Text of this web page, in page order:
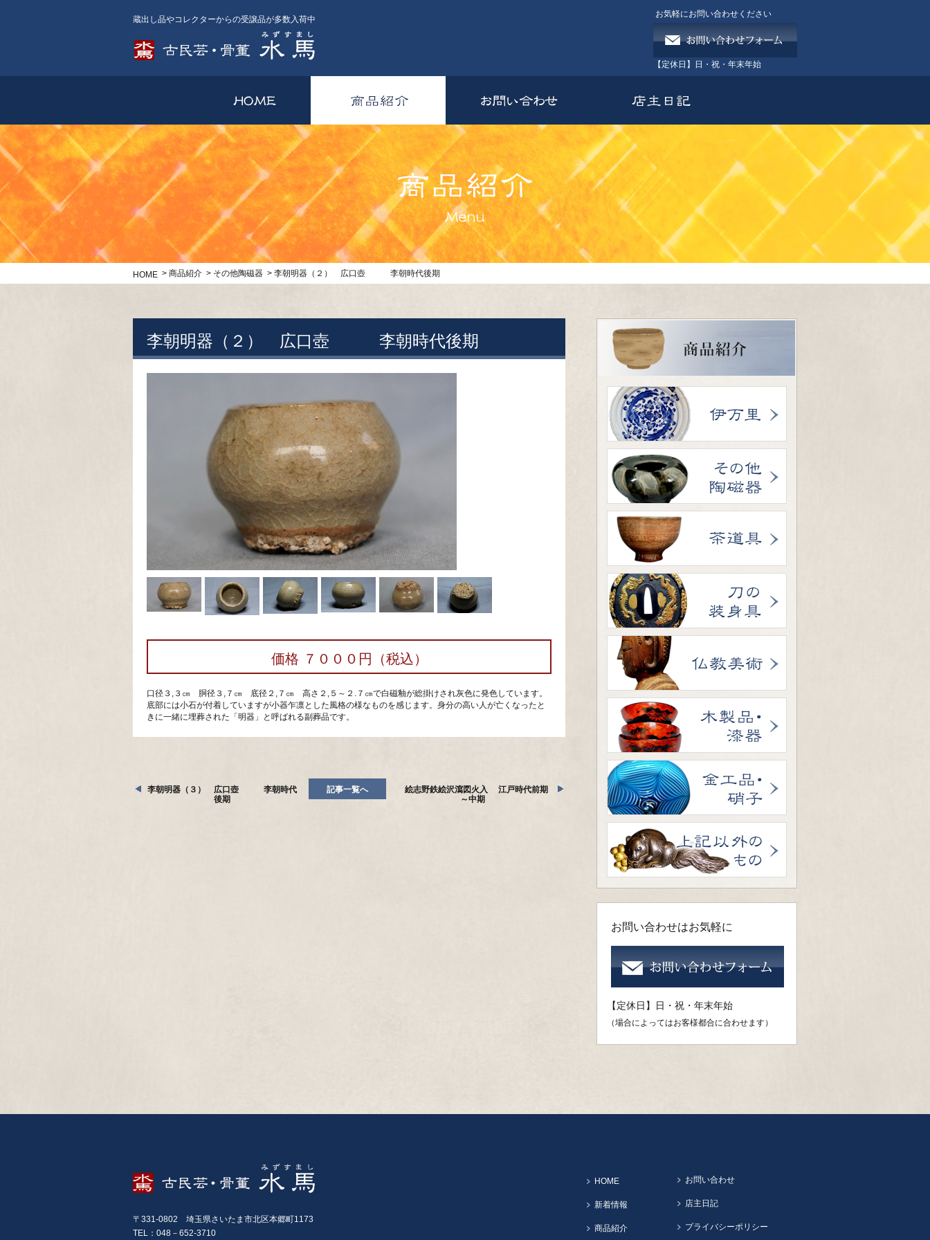
蔵出し品やコレクターからの受譲品が多数入荷中
お気軽にお問い合わせください
【定休日】 日・祝・年末年始
HOME > 商品紹介 > その他陶磁器 > 李朝明器（２） 広口壺 李朝時代後期
李朝明器（２） 広口壺 李朝時代後期
価格 ７０００円（税込）
口径３,３㎝ 胴径３,７㎝ 底径２,７㎝ 高さ２,５～２.７㎝で白磁釉が総掛けされ灰色に発色しています。
底部には小石が付着していますが小器乍凛とした風格の様なものを感じます。身分の高い人が亡くなったと
きに一緒に埋葬された「明器」と呼ばれる副葬品です。
李朝明器（３） 広口壺 李朝時代
後期
記事一覧へ
絵志野鉄絵沢瀉図火入 江戸時代前期
～中期
お問い合わせはお気軽に
【定休日】日・祝・年末年始
（場合によってはお客様都合に合わせます）
〒331-0802 埼玉県さいたま市北区本郷町1173
TEL：048－652-3710
HOME
新着情報
商品紹介
お問い合わせ
店主日記
プライバシーポリシー